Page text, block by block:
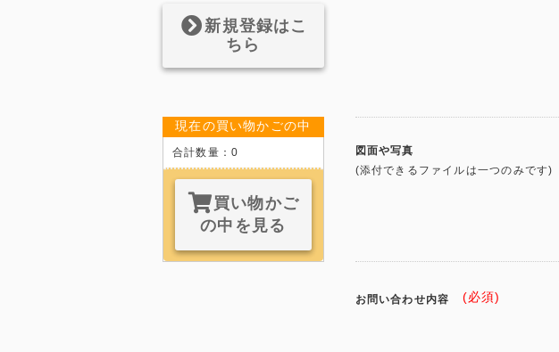
新規登録はこ
ちら
現在の買い物かごの中
合計数量：0
買い物かご
の中を見る
図面や写真
(添付できるファイルは一つのみです)
お問い合わせ内容 (必須)